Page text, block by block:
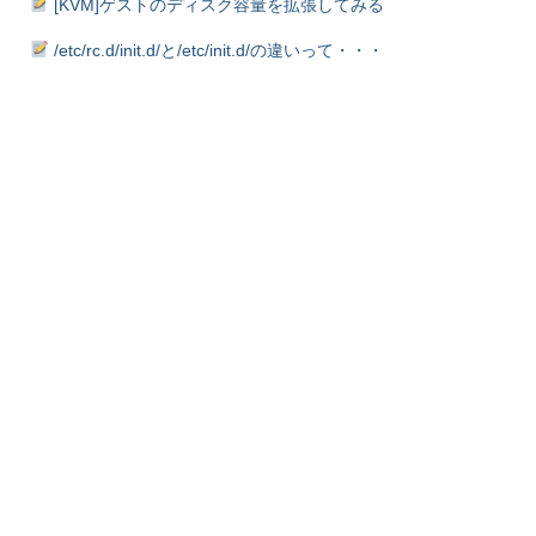
[KVM]ゲストのディスク容量を拡張してみる
/etc/rc.d/init.d/と/etc/init.d/の違いって・・・